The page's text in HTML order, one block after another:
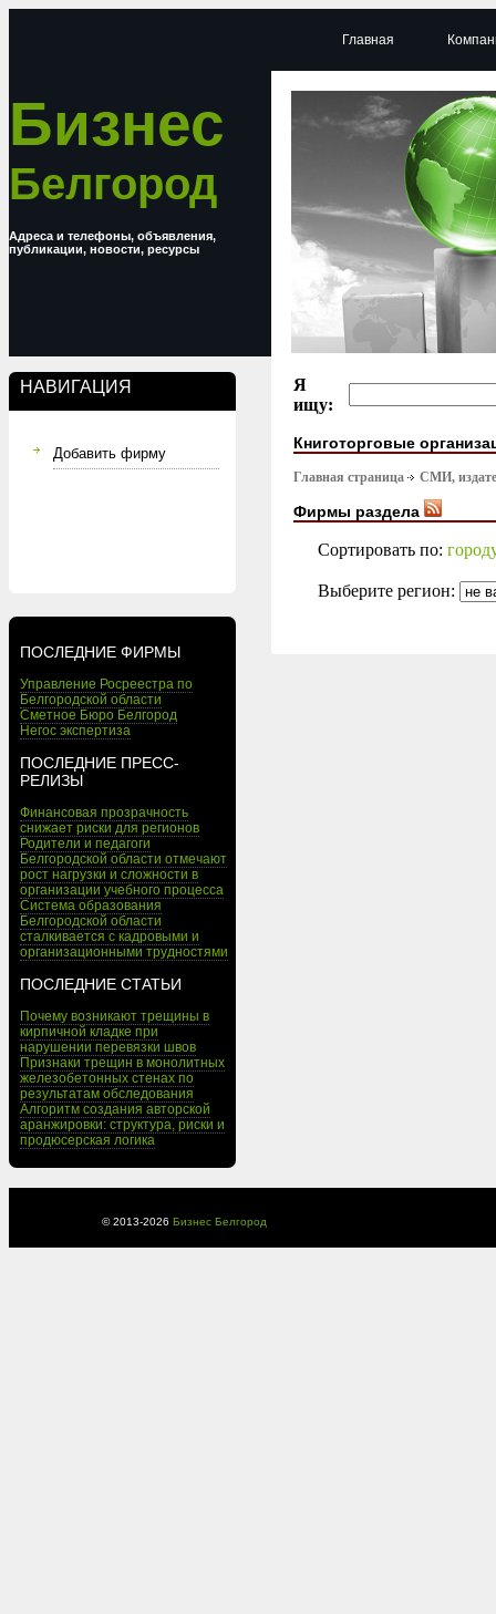
Бизнес
Белгород
Адреса и телефоны, объявления,
публикации, новости, ресурсы
НАВИГАЦИЯ
Добавить фирму
ПОСЛЕДНИЕ ФИРМЫ
Управление Росреестра по
Белгородской области
Сметное Бюро Белгород
Негос экспертиза
ПОСЛЕДНИЕ ПРЕСС-
РЕЛИЗЫ
Финансовая прозрачность
снижает риски для регионов
Родители и педагоги
Белгородской области отмечают
рост нагрузки и сложности в
организации учебного процесса
Система образования
Белгородской области
сталкивается с кадровыми и
организационными трудностями
ПОСЛЕДНИЕ СТАТЬИ
Почему возникают трещины в
кирпичной кладке при
нарушении перевязки швов
Признаки трещин в монолитных
железобетонных стенах по
результатам обследования
Алгоритм создания авторской
аранжировки: структура, риски и
продюсерская логика
Главная
Я
ищу:
Книготорговые
Главная страница СМИ,
Фирмы раздела
Сортировать по:
Выберите регион:
© 2013-2026 Бизнес Белгород